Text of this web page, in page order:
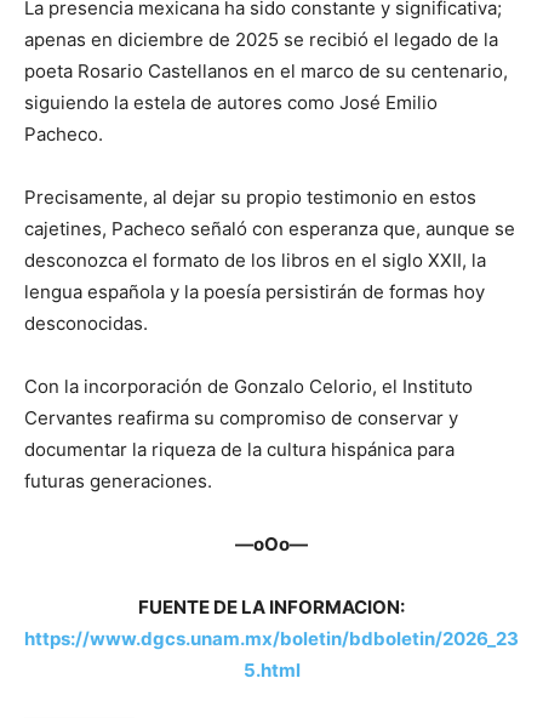
La presencia mexicana ha sido constante y significativa;
apenas en diciembre de 2025 se recibió el legado de la
poeta Rosario Castellanos en el marco de su centenario,
siguiendo la estela de autores como José Emilio
Pacheco.
Precisamente, al dejar su propio testimonio en estos
cajetines, Pacheco señaló con esperanza que, aunque se
desconozca el formato de los libros en el siglo XXII, la
lengua española y la poesía persistirán de formas hoy
desconocidas.
Con la incorporación de Gonzalo Celorio, el Instituto
Cervantes reafirma su compromiso de conservar y
documentar la riqueza de la cultura hispánica para
futuras generaciones.
—oOo—
FUENTE DE LA INFORMACION:
https://www.dgcs.unam.mx/boletin/bdboletin/2026_23
5.html